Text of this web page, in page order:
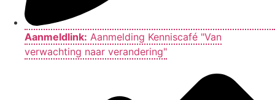
Aanmeldlink: Aanmelding Kenniscafé "Van
verwachting naar verandering"